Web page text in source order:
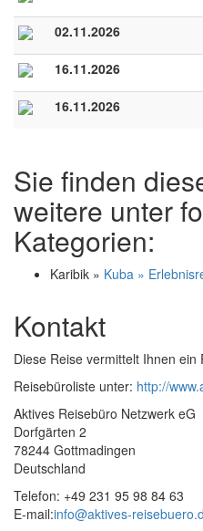
02.11.2026
16.11.2026
16.11.2026
Sie finden
weitere unter
Kategorien:
Karibik » Kuba »
Kontakt
Diese Reise vermittelt Ihnen
Reisebüroliste unter: http://
Aktives Reisebüro Netzwerk eG
Dorfgärten 2
78244 Gottmadingen
Deutschland
Telefon: +49 231 95 98 84 63
E-mail:info@aktives-